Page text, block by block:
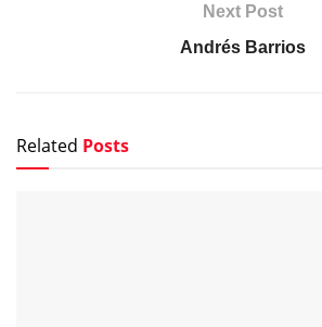
Next Post
Andrés Barrios
Related Posts